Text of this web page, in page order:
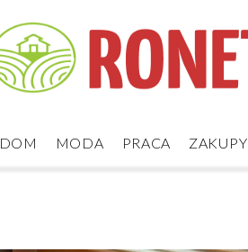
DOM MODA PRACA ZAKUPY